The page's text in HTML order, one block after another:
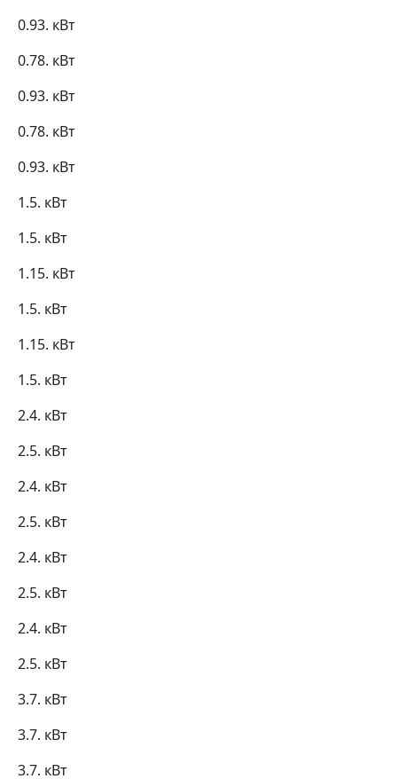
0.93. кВт
0.78. кВт
0.93. кВт
0.78. кВт
0.93. кВт
1.5. кВт
1.5. кВт
1.15. кВт
1.5. кВт
1.15. кВт
1.5. кВт
2.4. кВт
2.5. кВт
2.4. кВт
2.5. кВт
2.4. кВт
2.5. кВт
2.4. кВт
2.5. кВт
3.7. кВт
3.7. кВт
3.7. кВт